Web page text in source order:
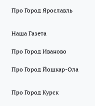
Про Город Ярославль
Наша Газета
Про Город Иваново
Про Город Йошкар-Ола
Про Город Курск